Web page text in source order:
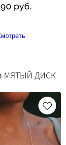
руб.
МЯТЫЙ ДИСК